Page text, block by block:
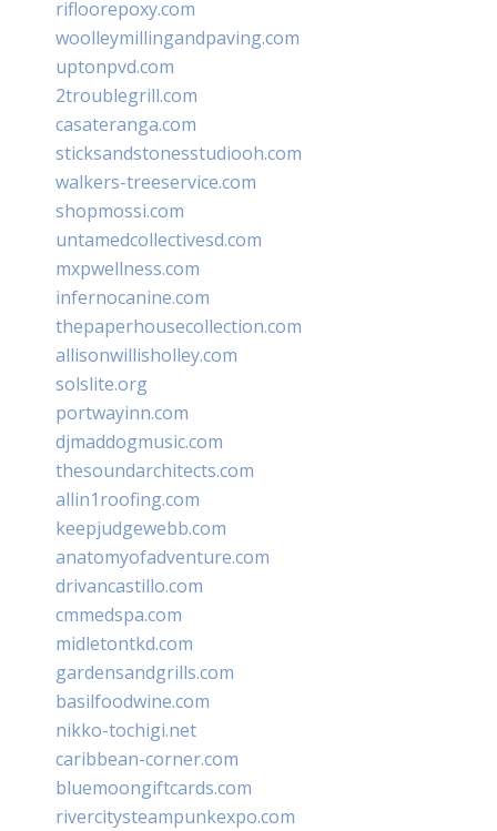
rifloorepoxy.com
woolleymillingandpaving.com
uptonpvd.com
2troublegrill.com
casateranga.com
sticksandstonesstudiooh.com
walkers-treeservice.com
shopmossi.com
untamedcollectivesd.com
mxpwellness.com
infernocanine.com
thepaperhousecollection.com
allisonwillisholley.com
solslite.org
portwayinn.com
djmaddogmusic.com
thesoundarchitects.com
allin1roofing.com
keepjudgewebb.com
anatomyofadventure.com
drivancastillo.com
cmmedspa.com
midletontkd.com
gardensandgrills.com
basilfoodwine.com
nikko-tochigi.net
caribbean-corner.com
bluemoongiftcards.com
rivercitysteampunkexpo.com